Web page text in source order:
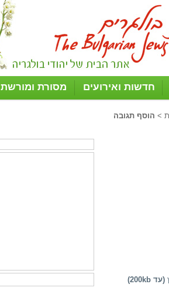
חדשות ואירועים מסורת ומורשת
> הוסף תגובה
(עד 200kb)